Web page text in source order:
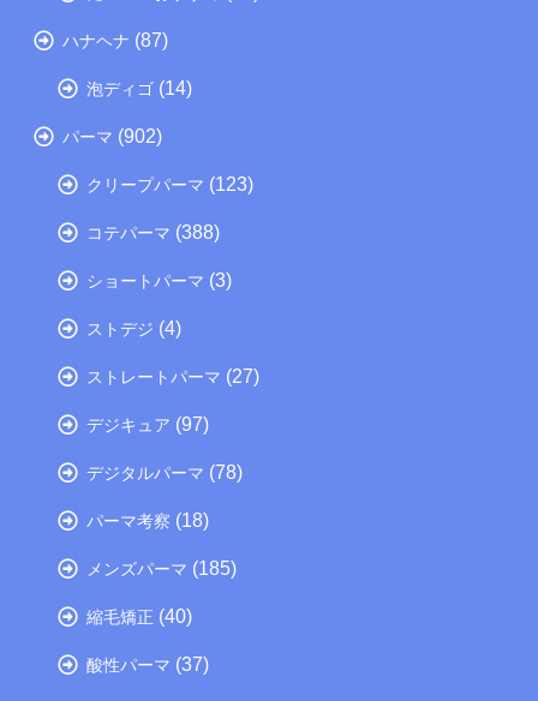
ハナヘナ (87)
泡ディゴ (14)
パーマ (902)
クリープパーマ (123)
コテパーマ (388)
ショートパーマ (3)
ストデジ (4)
ストレートパーマ (27)
デジキュア (97)
デジタルパーマ (78)
パーマ考察 (18)
メンズパーマ (185)
縮毛矯正 (40)
酸性パーマ (37)